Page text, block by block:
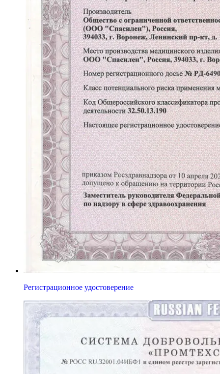
Регистрационное удостоверение